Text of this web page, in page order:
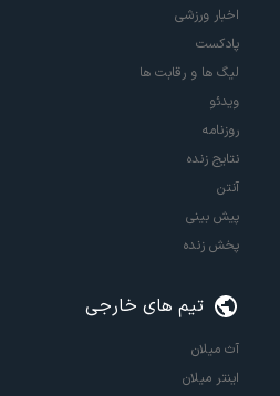
اخبار ورزشی
پادکست
لیگ ها و رقابت ها
ویدئو
روزنامه
نتایج زنده
آنتن
پیش بینی
پخش زنده
تیم های خارجی
آث میلان
اینتر میلان